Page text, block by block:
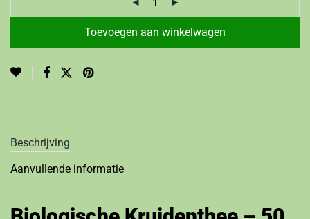
Toevoegen aan winkelwagen
Beschrijving
Aanvullende informatie